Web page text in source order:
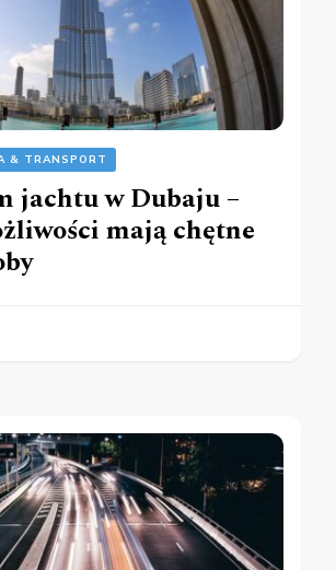
& TRANSPORT
jachtu w Dubaju –
mają chętne